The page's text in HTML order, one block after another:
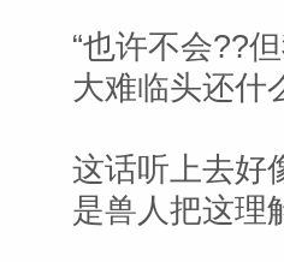
“也许不会??
大难临头还什
这话听上去好
是兽人把这理